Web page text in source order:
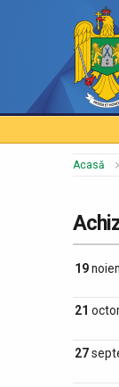
Acasă
19
21
27